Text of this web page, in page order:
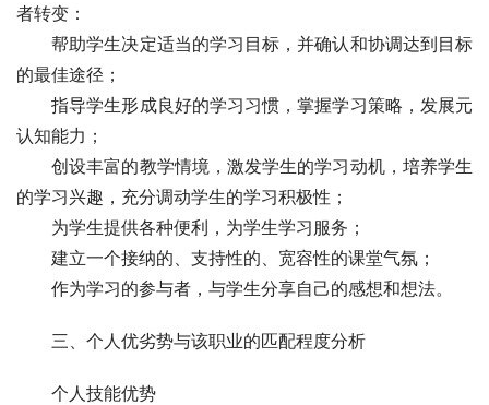
者转变：
帮助学生决定适当的学习目标，并确认和协调达到目标
的最佳途径；
指导学生形成良好的学习习惯，掌握学习策略，发展元
认知能力；
创设丰富的教学情境，激发学生的学习动机，培养学生
的学习兴趣，充分调动学生的学习积极性；
为学生提供各种便利，为学生学习服务；
建立一个接纳的、支持性的、宽容性的课堂气氛；
作为学习的参与者，与学生分享自己的感想和想法。
三、个人优劣势与该职业的匹配程度分析
个人技能优势